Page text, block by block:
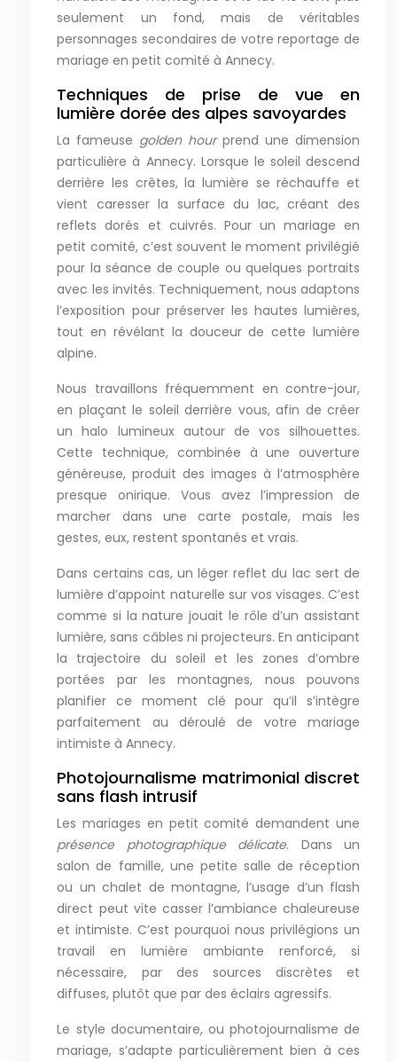
seulement un fond, mais de véritables
personnages secondaires de votre reportage de
mariage en petit comité à Annecy.
Techniques de prise de vue en
lumière dorée des alpes savoyardes
La fameuse golden hourprend une dimension
particulière à Annecy. Lorsque le soleil descend
derrière les crêtes, la lumière se réchauffe et
vient caresser la surface du lac, créant des
reflets dorés et cuivrés. Pour un mariage en
petit comité, c’est souvent le moment privilégié
pour la séance de couple ou quelques portraits
avec les invités. Techniquement, nous adaptons
l’exposition pour préserver les hautes lumières,
tout en révélant la douceur de cette lumière
alpine.
Nous travaillons fréquemment en contre-jour,
en plaçant le soleil derrière vous, afin de créer
un halo lumineux autour de vos silhouettes.
Cette technique, combinée à une ouverture
généreuse, produit des images à l’atmosphère
presque onirique. Vous avez l’impression de
marcher dans une carte postale, mais les
gestes, eux, restent spontanés et vrais.
Dans certains cas, un léger reflet du lac sert de
lumière d’appoint naturelle sur vos visages. C’est
comme si la nature jouait le rôle d’un assistant
lumière, sans câbles ni projecteurs. En anticipant
la trajectoire du soleil et les zones d’ombre
portées par les montagnes, nous pouvons
planifier ce moment clé pour qu’il s’intègre
parfaitement au déroulé de votre mariage
intimiste à Annecy.
Photojournalisme matrimonial discret
sans flash intrusif
Les mariages en petit comité demandent une
présence photographique délicate. Dans un
salon de famille, une petite salle de réception
ou un chalet de montagne, l’usage d’un flash
direct peut vite casser l’ambiance chaleureuse
et intimiste. C’est pourquoi nous privilégions un
travail en lumière ambiante renforcé, si
nécessaire, par des sources discrètes et
diffuses, plutôt que par des éclairs agressifs.
Le style documentaire, ou photojournalisme de
mariage, s’adapte particulièrement bien à ces